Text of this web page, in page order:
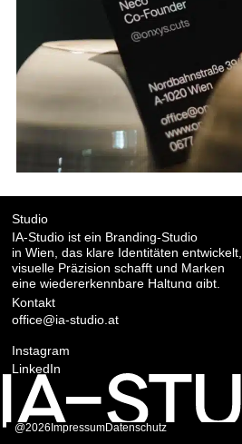
Studio
IA-Studio ist ein Branding-Studio
in Wien, das klare Identitäten entwickelt,
visuelle Präzision schafft und Marken
eine wiedererkennbare Haltung gibt.
Kontakt
office@ia-studio.at
Instagram
LinkedIn
@2026 ImpressumDatenschutz